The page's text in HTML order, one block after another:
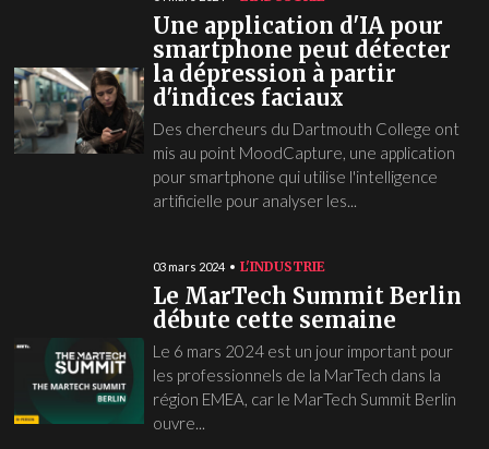
Une application d'IA pour
smartphone peut détecter
la dépression à partir
d'indices faciaux
Des chercheurs du Dartmouth College ont
mis au point MoodCapture, une application
pour smartphone qui utilise l'intelligence
artificielle pour analyser les...
03 mars 2024 L'INDUSTRIE
Le MarTech Summit Berlin
débute cette semaine
Le 6 mars 2024 est un jour important pour
les professionnels de la MarTech dans la
région EMEA, car le MarTech Summit Berlin
ouvre...